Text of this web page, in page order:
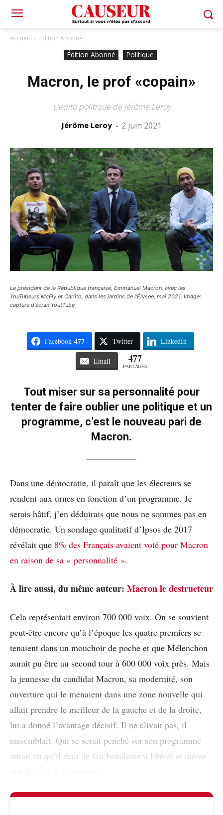
Accueil Édition Abonné
Édition Abonné Politique
Macron, le prof «copain»
L'édito politique de Jérôme Leroy
Jérôme Leroy - 2 juin 2021
Le président de la République française, Emmanuel Macron, avec les
YouTubeurs McFly et Carlito, dans les jardins de l'Élysée, mai 2021. Image:
capture d'écran YoutTube
Facebook 477 Twitter LinkedIn
Email 477
PARTAGES
Tout miser sur sa personnalité pour
tenter de faire oublier une politique et un
programme, c’est le nouveau pari de
Macron.
Dans une démocratie, il paraît que les électeurs se
rendent aux urnes en fonction d’un programme. Je
serais hâtif, j’en déduirais que nous ne sommes pas en
démocratie. Un sondage qualitatif d’Ipsos de 2017
révélait que 8% des Français avaient voté pour Macron
en raison de sa « personnalité ».
À lire aussi, du même auteur: Macron le destructeur
Cela représentait environ 700 000 voix. On se souvient
peut-être encore qu’à l’époque les quatre premiers se
tenaient dans un mouchoir de poche et que Mélenchon
aurait pu être au second tour à 600 000 voix près. Mais
la jeunesse du candidat Macron, sa modernité, son
ouverture qui le menaient dans une zone nouvelle qui
allait prendre le meilleur de la gauche et de la droite,
lui a donné l’avantage décisif. Il ne clivait pas, il
rassemblait. Qui se serait penché sur son programme
aurait vu qu’il était de fait banalement libéral et même